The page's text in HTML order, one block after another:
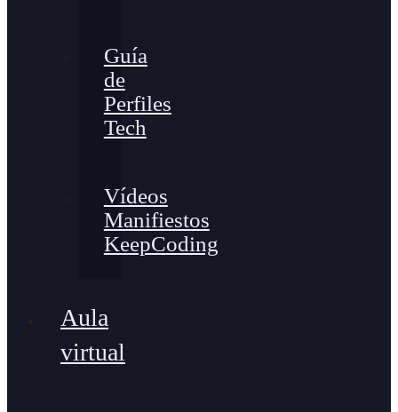
Guía
de
Perfiles
Tech
Vídeos
Manifiestos
KeepCoding
Aula
virtual